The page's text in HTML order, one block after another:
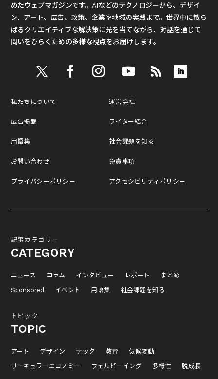
めたウェブマガジンです。AIなどのテクノロジーから、デザイ
ン、アート、広告、政策、企業や地域の実践まで。世界中に散ら
ばるクリエイティブな解決策に光を当てながら、対話を通じて
問いをひらくための多様な視点をお届けします。
私たちについて
広告掲載
用語集
お問い合わせ
プライバシーポリシー
運営会社
ライター紹介
社会課題を知る
免責事項
アクセシビリティポリシー
記事カテゴリー
CATEGORY
ニュース コラム インタビュー レポート
まとめ
Sponsored
イベント 用語集 社会課題を知る
トピック
TOPIC
アート デザイン テック 教育
気候変動
サーキュラーエコノミー
ウェルビーイング 多様性 脱成長